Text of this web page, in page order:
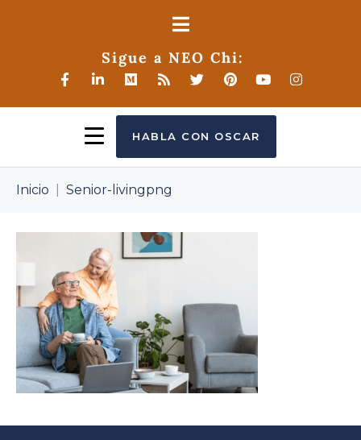
Sigue a NEO Chi:
HABLA CON OSCAR
Inicio Senior-livingpng